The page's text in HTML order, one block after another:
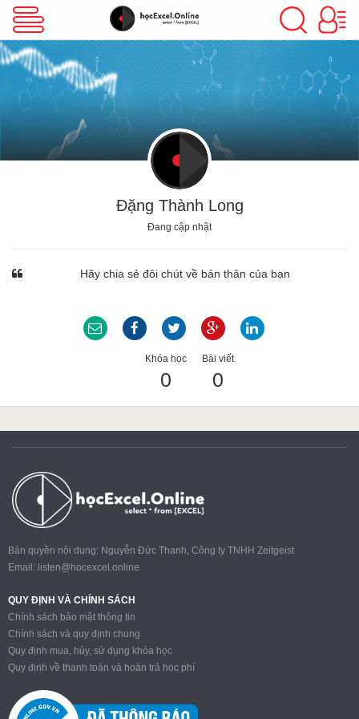
VBA Excel
Excel Cơ Bản
Excel Nâng Cao
Google Sheet
MOS
Power BI
Đặng Thành Long
Đang cập nhật
Hãy chia sẻ đôi chút về bản thân của bạn
Khóa học
0
Bài viết
0
Bản quyền nội dung: Nguyễn Đức Thanh, Công ty TNHH Zeitgeist
Email: listen@hocexcel.online
QUY ĐỊNH VÀ CHÍNH SÁCH
Chính sách bảo mật thông tin
Chính sách và quy định chung
Quy định mua, hủy, sử dụng khóa học
Quy định về thanh toán và hoàn trả học phí